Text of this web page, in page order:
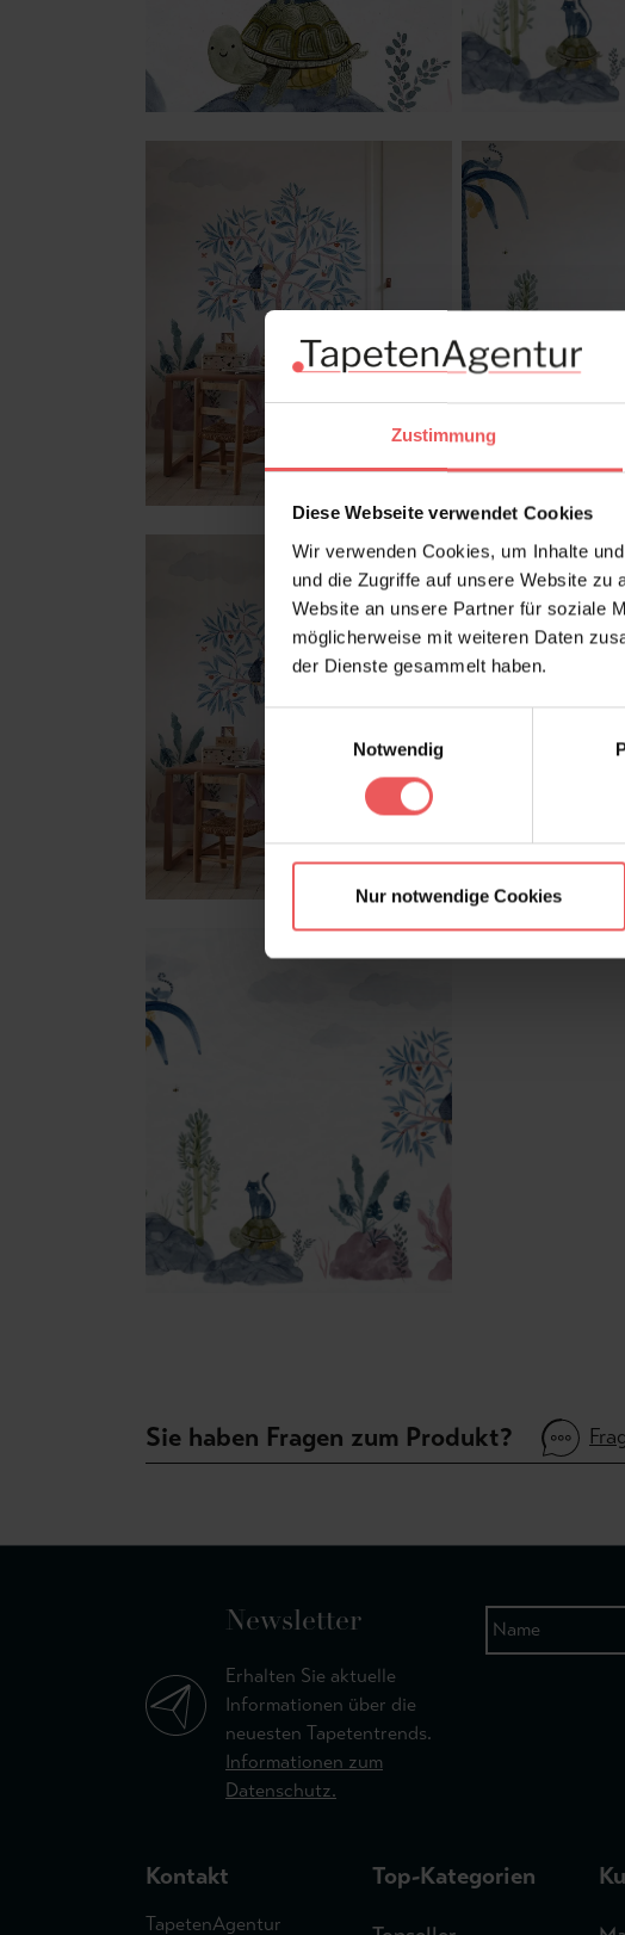
Zustimmung
Diese Webseite verwendet Cookies
Wir verwenden Cookies, um Inhalte
und die Zugriffe auf unsere Website zu
Website an unsere Partner für soziale
möglicherweise mit weiteren Daten
der Dienste gesammelt haben.
Notwendig
Nur notwendige Cookies
Sie haben Fragen zum Produkt?
Newsletter
Erhalten Sie aktuelle
Informationen über die
neuesten Tapetentrends.
Informationen zum
Datenschutz.
Kontakt
TapetenAgentur
Top-Kategorien